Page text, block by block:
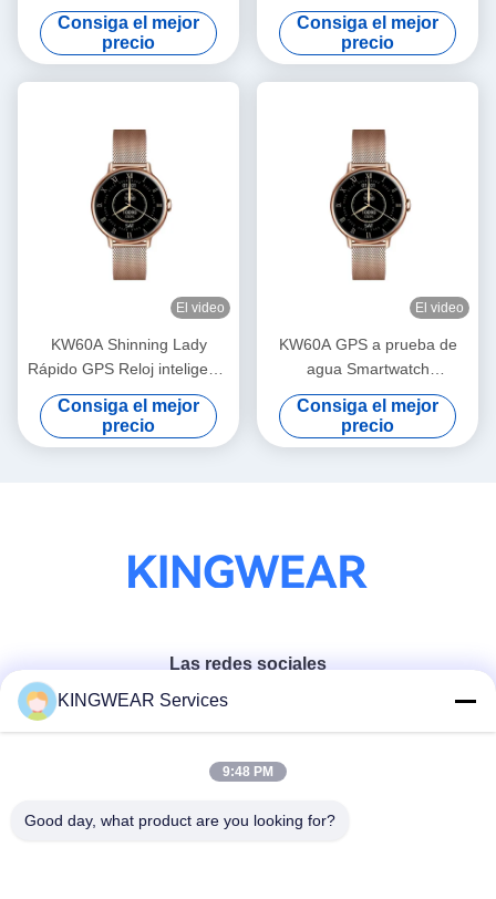
Modo Deportivo Smart
Watch Monitoreo de salud
Consiga el mejor
precio
llamando 1,7 pulgadas
pantalla Reloj inteligente a
prueba de agua
Consiga el mejor
precio
El video
KW60A Shinning Lady
Rápido GPS Reloj inteligente
de 1,2 pulgadas Display
Reloj inteligente AMOLED
Consiga el mejor
precio
El video
KW60A GPS a prueba de
agua Smartwatch
incorporado de 1,2 pulgadas
Reloj de rastreo de
acondicionamiento físico
Consiga el mejor
precio
Las redes sociales
Contacto rápido
KINGWEAR Services
9:48 PM
Good day, what product are you looking for?